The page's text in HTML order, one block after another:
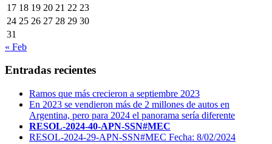
17 18 19 20 21 22 23
24 25 26 27 28 29 30
31
« Feb
Entradas recientes
Ramos que más crecieron a septiembre 2023
En 2023 se vendieron más de 2 millones de autos en
Argentina, pero para 2024 el panorama sería diferente
RESOL-2024-40-APN-SSN#MEC
RESOL-2024-29-APN-SSN#MEC Fecha: 8/02/2024